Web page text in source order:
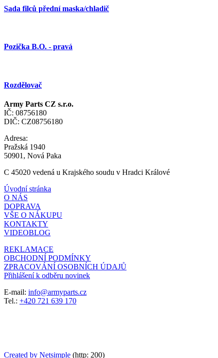
Sada filců přední maska/chladič
Pozička B.O. - pravá
Rozdělovač
Army Parts CZ s.r.o.
IČ: 08756180
DIČ: CZ08756180
Adresa:
Pražská 1940
50901, Nová Paka
C 45020 vedená u Krajského soudu v Hradci Králové
Úvodní stránka
O NÁS
DOPRAVA
VŠE O NÁKUPU
KONTAKTY
VIDEOBLOG
REKLAMACE
OBCHODNÍ PODMÍNKY
ZPRACOVÁNÍ OSOBNÍCH ÚDAJŮ
Přihlášení k odběru novinek
E-mail: info@armyparts.cz
Tel.: +420 721 639 170
Created by Netsimple (http: 200)